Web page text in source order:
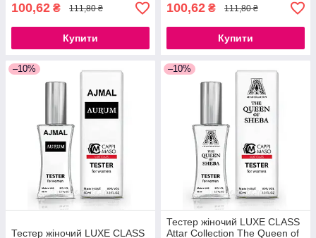
100,62 ₴ 111,80 ₴
Купити
100,62 ₴ 111,80 ₴
Купити
–10%
Тестер жіночий LUXE CLASS
–10%
Тестер жіночий LUXE CLASS
Attar Collection The Queen of